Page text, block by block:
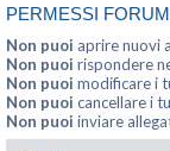
PERMESSI FORUM
Non puoi aprire nuovi
Non puoi rispondere
Non puoi modificare i
Non puoi cancellare i
Non puoi inviare